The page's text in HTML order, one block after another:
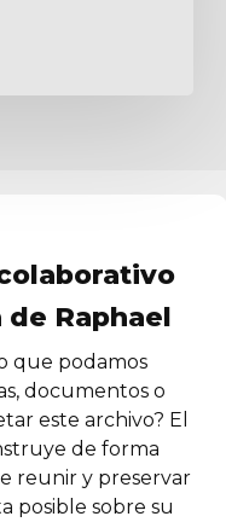
Raphael
que podamos
documentos o
este archivo? El
de forma
reunir y preservar
posible sobre su